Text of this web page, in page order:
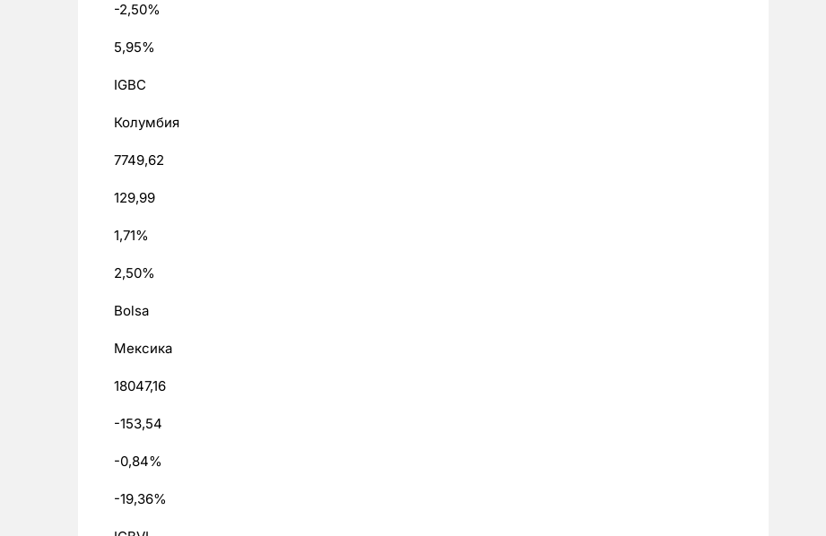
-2,50%
5,95%
IGBC
Колумбия
7749,62
129,99
1,71%
2,50%
Bolsa
Мексика
18047,16
-153,54
-0,84%
-19,36%